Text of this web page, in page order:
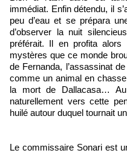
immédiat. Enfin détendu, il
peu d’eau et se prépara
d’observer la nuit
préférait. Il en profita
mystères que ce monde
de Fernanda, l’assassinat
comme un animal en
la mort de Dallacasa…
naturellement vers cette
huilé autour duquel tournait
Le commissaire Sonari est